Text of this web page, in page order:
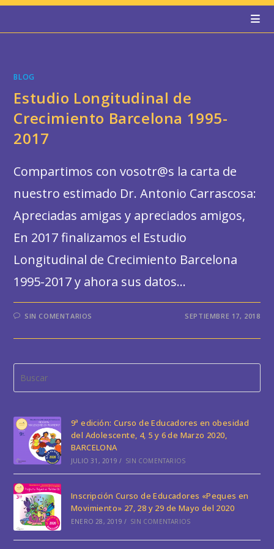
Ir
BLOG
Estudio Longitudinal de
Crecimiento Barcelona 1995-
2017
Compartimos con vosotr@s la carta de
nuestro estimado Dr. Antonio Carrascosa:
Apreciadas amigas y apreciados amigos,
En 2017 finalizamos el Estudio
Longitudinal de Crecimiento Barcelona
1995-2017 y ahora sus datos…
SIN COMENTARIOS SEPTIEMBRE 17, 2018
9ª edición: Curso de Educadores en obesidad
del Adolescente, 4, 5 y 6 de Marzo 2020,
BARCELONA
JULIO 31, 2019 / SIN COMENTARIOS
Inscripción Curso de Educadores «Peques en
Movimiento» 27, 28 y 29 de Mayo del 2020
ENERO 28, 2019 / SIN COMENTARIOS